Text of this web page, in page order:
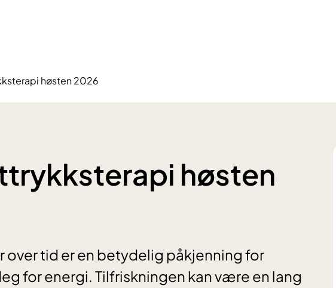
høsten 2026
høsten
over tid er en betydelig påkjenning for
for energi. Tilfriskningen kan være en lang